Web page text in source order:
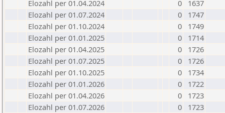
Elozahl per 01.04.2024
0
1637
Elozahl per 01.07.2024
0
1747
Elozahl per 01.10.2024
0
1749
Elozahl per 01.01.2025
0
1714
Elozahl per 01.04.2025
0
1726
Elozahl per 01.07.2025
0
1726
Elozahl per 01.10.2025
0
1734
Elozahl per 01.01.2026
0
1722
Elozahl per 01.04.2026
0
1723
Elozahl per 01.07.2026
0
1723